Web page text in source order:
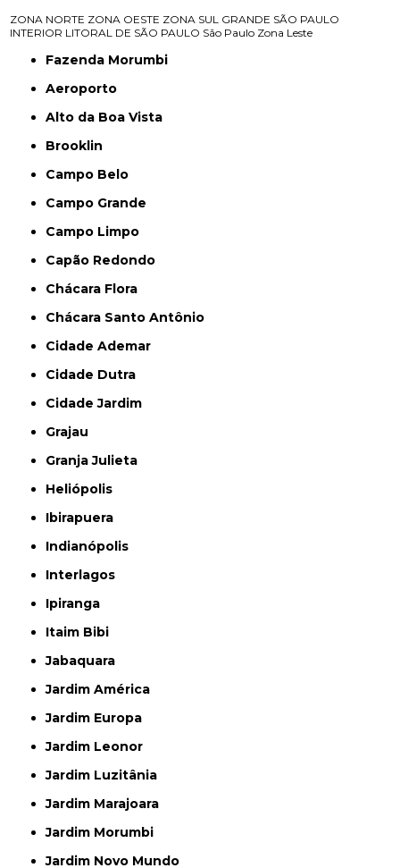
ZONA NORTE ZONA OESTE ZONA SUL GRANDE SÃO PAULO
INTERIOR LITORAL DE SÃO PAULO São Paulo Zona Leste
Fazenda Morumbi
Aeroporto
Alto da Boa Vista
Brooklin
Campo Belo
Campo Grande
Campo Limpo
Capão Redondo
Chácara Flora
Chácara Santo Antônio
Cidade Ademar
Cidade Dutra
Cidade Jardim
Grajau
Granja Julieta
Heliópolis
Ibirapuera
Indianópolis
Interlagos
Ipiranga
Itaim Bibi
Jabaquara
Jardim América
Jardim Europa
Jardim Leonor
Jardim Luzitânia
Jardim Marajoara
Jardim Morumbi
Jardim Novo Mundo